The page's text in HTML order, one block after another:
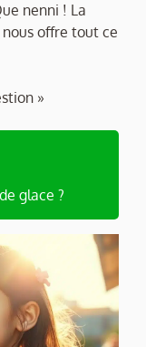
nenni ! La
offre tout ce
»
glace ?